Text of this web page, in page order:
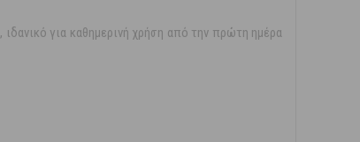
, ιδανικό για καθημερινή χρήση από την πρώτη ημέρα